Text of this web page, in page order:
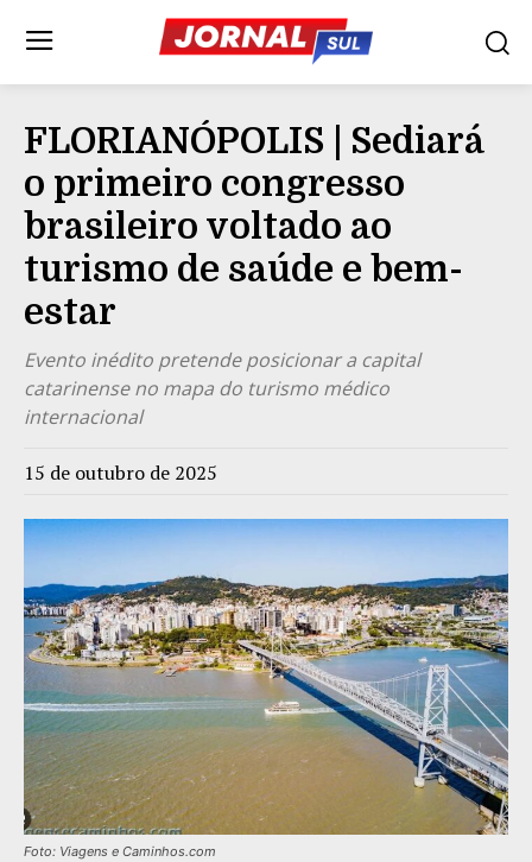
FLORIANÓPOLIS | Sediará
o primeiro congresso
brasileiro voltado ao
turismo de saúde e bem-
estar
Evento inédito pretende posicionar a capital
catarinense no mapa do turismo médico
internacional
15 de outubro de 2025
Foto: Viagens e Caminhos.com